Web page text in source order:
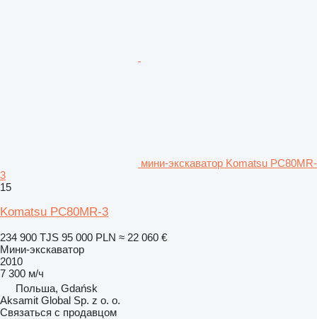
мини-экскаватор Komatsu PC80MR-
3
15
Komatsu PC80MR-3
234 900 TJS 95 000 PLN ≈ 22 060 €
Мини-экскаватор
2010
7 300 м/ч
Польша, Gdańsk
Aksamit Global Sp. z o. o.
Связаться с продавцом